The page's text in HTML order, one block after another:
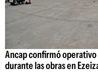
Ancap confirmó
durante las obras en